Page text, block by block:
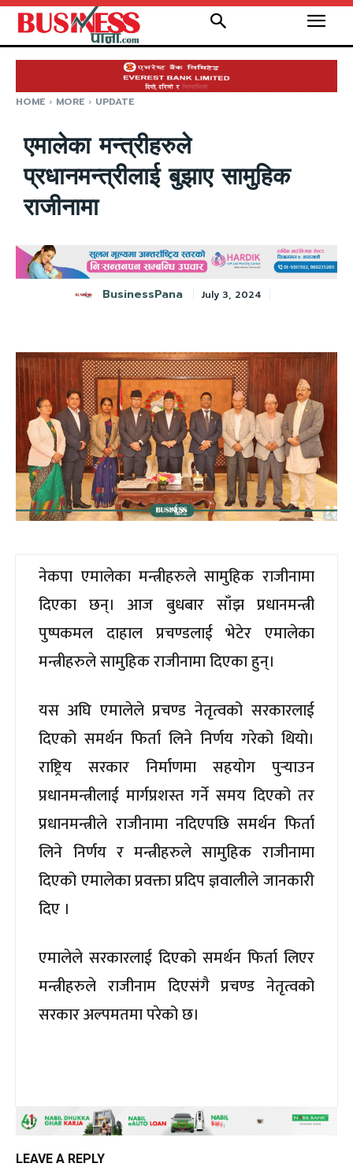
HOME MORE UPDATE
एमालेका मन्त्रीहरुले
प्रधानमन्त्रीलाई बुझाए सामुहिक
राजीनामा
BusinessPana July 3, 2024
नेकपा एमालेका मन्त्रीहरुले सामुहिक राजीनामा
दिएका छन्। आज बुधबार साँझ प्रधानमन्त्री
पुष्पकमल दाहाल प्रचण्डलाई भेटेर एमालेका
मन्त्रीहरुले सामुहिक राजीनामा दिएका हुन्।
यस अघि एमालेले प्रचण्ड नेतृत्वको सरकारलाई
दिएको समर्थन फिर्ता लिने निर्णय गरेको थियो।
राष्ट्रिय सरकार निर्माणमा सहयोग पुर्‍याउन
प्रधानमन्त्रीलाई मार्गप्रशस्त गर्ने समय दिएको तर
प्रधानमन्त्रीले राजीनामा नदिएपछि समर्थन फिर्ता
लिने निर्णय र मन्त्रीहरुले सामुहिक राजीनामा
दिएको एमालेका प्रवक्ता प्रदिप ज्ञवालीले जानकारी
दिए ।
एमालेले सरकारलाई दिएको समर्थन फिर्ता लिएर
मन्त्रीहरुले राजीनाम दिएसंगै प्रचण्ड नेतृत्वको
सरकार अल्पमतमा परेको छ।
LEAVE A REPLY